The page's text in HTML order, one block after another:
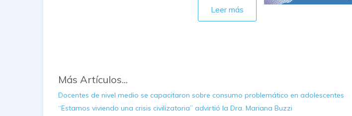
Leer más
Más Artículos...
Docentes de nivel medio se capacitaron sobre consumo problemático en adolescentes
“Estamos viviendo una crisis civilizatoria” advirtió la Dra. Mariana Buzzi